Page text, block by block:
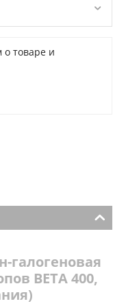
товаре и
галогеновая
ВЕТА 400,